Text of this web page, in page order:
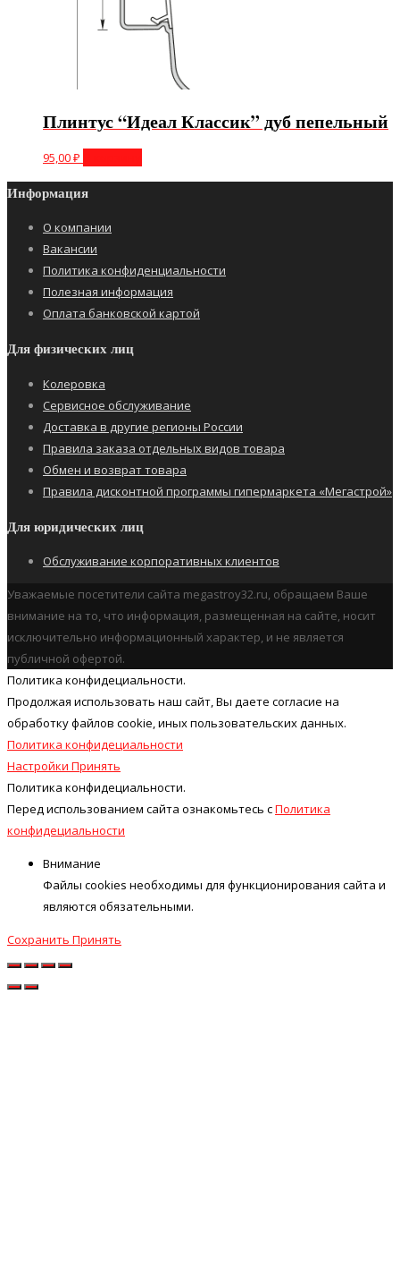
Плинтус “Идеал Классик” дуб пепельный
95,00₽
Информация
О компании
Вакансии
Политика конфиденциальности
Полезная информация
Оплата банковской картой
Для физических лиц
Колеровка
Сервисное обслуживание
Доставка в другие регионы России
Правила заказа отдельных видов товара
Обмен и возврат товара
Правила дисконтной программы гипермаркета «Мегастрой»
Для юридических лиц
Обслуживание корпоративных клиентов
Уважаемые посетители сайта megastroy32.ru, обращаем Ваше
внимание на то, что информация, размещенная на сайте, носит
исключительно информационный характер, и не является
публичной офертой.
Политика конфидециальности.
Продолжая использовать наш cайт, Вы даете согласие на
обработку файлов cookie, иных пользовательских данных.
Политика конфидециальности
Настройки Принять
Политика конфидециальности.
Перед использованием сайта ознакомьтесь сПолитика
конфидециальности
Внимание
Файлы cookies необходимы для функционирования сайта и
являются обязательными.
Сохранить Принять